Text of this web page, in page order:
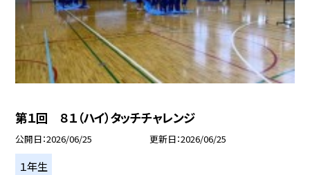
第１回 ８１（ハイ）タッチチャレンジ
公開日 2026/06/25 更新日 2026/06/25
１年生